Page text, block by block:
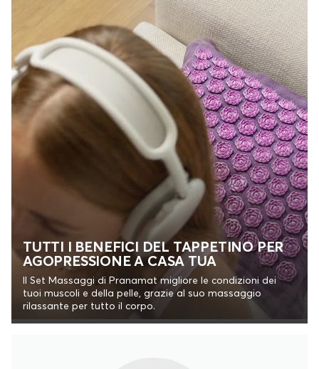
TUTTI I BENEFICI DEL TAPPETINO PER
AGOPRESSIONE A CASA TUA
Il Set Massaggi di Pranamat migliore le condizioni dei
tuoi muscoli e della pelle, grazie al suo massaggio
rilassante per tutto il corpo.